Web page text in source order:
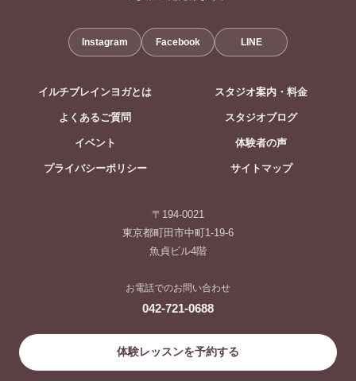
Instagram Facebook LINE
イルチブレインヨガとは スタジオ案内・料金
よくあるご質問 スタジオブログ
イベント 体験者の声
プライバシーポリシー サイトマップ
〒194-0021
東京都町田市中町1-19-6
魚貞ビル4階
お電話でのお問い合わせ
042-721-0688
体験レッスンを予約する